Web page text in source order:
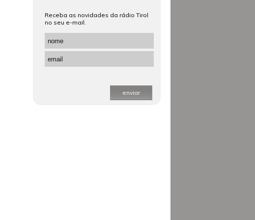
Receba as novidades da rádio Tirol
no seu e-mail.
enviar